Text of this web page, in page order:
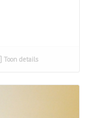
Toon details